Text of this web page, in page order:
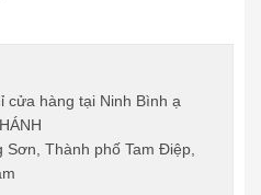
cửa hàng tại Ninh Bình ạ
Thành phố Tam Điệp,